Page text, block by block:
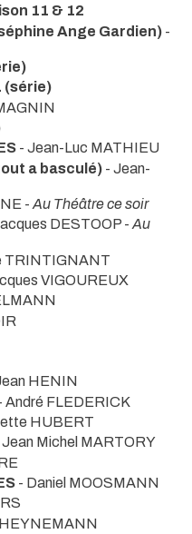
11 & 12
Ange Gardien) -
(série)
- Jean-Luc MATHIEU
a basculé) - Jean-
- Au Théâtre ce soir
DESTOOP - Au
TRINTIGNANT
VIGOUREUX
HENIN
André FLEDERICK
HUBERT
Jean Michel MARTORY
- Daniel MOOSMANN